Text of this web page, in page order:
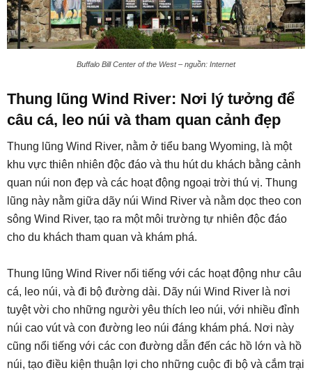
Buffalo Bill Center of the West – nguồn: Internet
Thung lũng Wind River: Nơi lý tưởng để
câu cá, leo núi và tham quan cảnh đẹp
Thung lũng Wind River, nằm ở tiểu bang Wyoming, là một
khu vực thiên nhiên độc đáo và thu hút du khách bằng cảnh
quan núi non đẹp và các hoạt động ngoại trời thú vị. Thung
lũng này nằm giữa dãy núi Wind River và nằm dọc theo con
sông Wind River, tạo ra một môi trường tự nhiên độc đáo
cho du khách tham quan và khám phá.
Thung lũng Wind River nổi tiếng với các hoạt động như câu
cá, leo núi, và đi bộ đường dài. Dãy núi Wind River là nơi
tuyệt vời cho những người yêu thích leo núi, với nhiều đỉnh
núi cao vút và con đường leo núi đáng khám phá. Nơi này
cũng nổi tiếng với các con đường dẫn đến các hồ lớn và hồ
núi, tạo điều kiện thuận lợi cho những cuộc đi bộ và cắm trại